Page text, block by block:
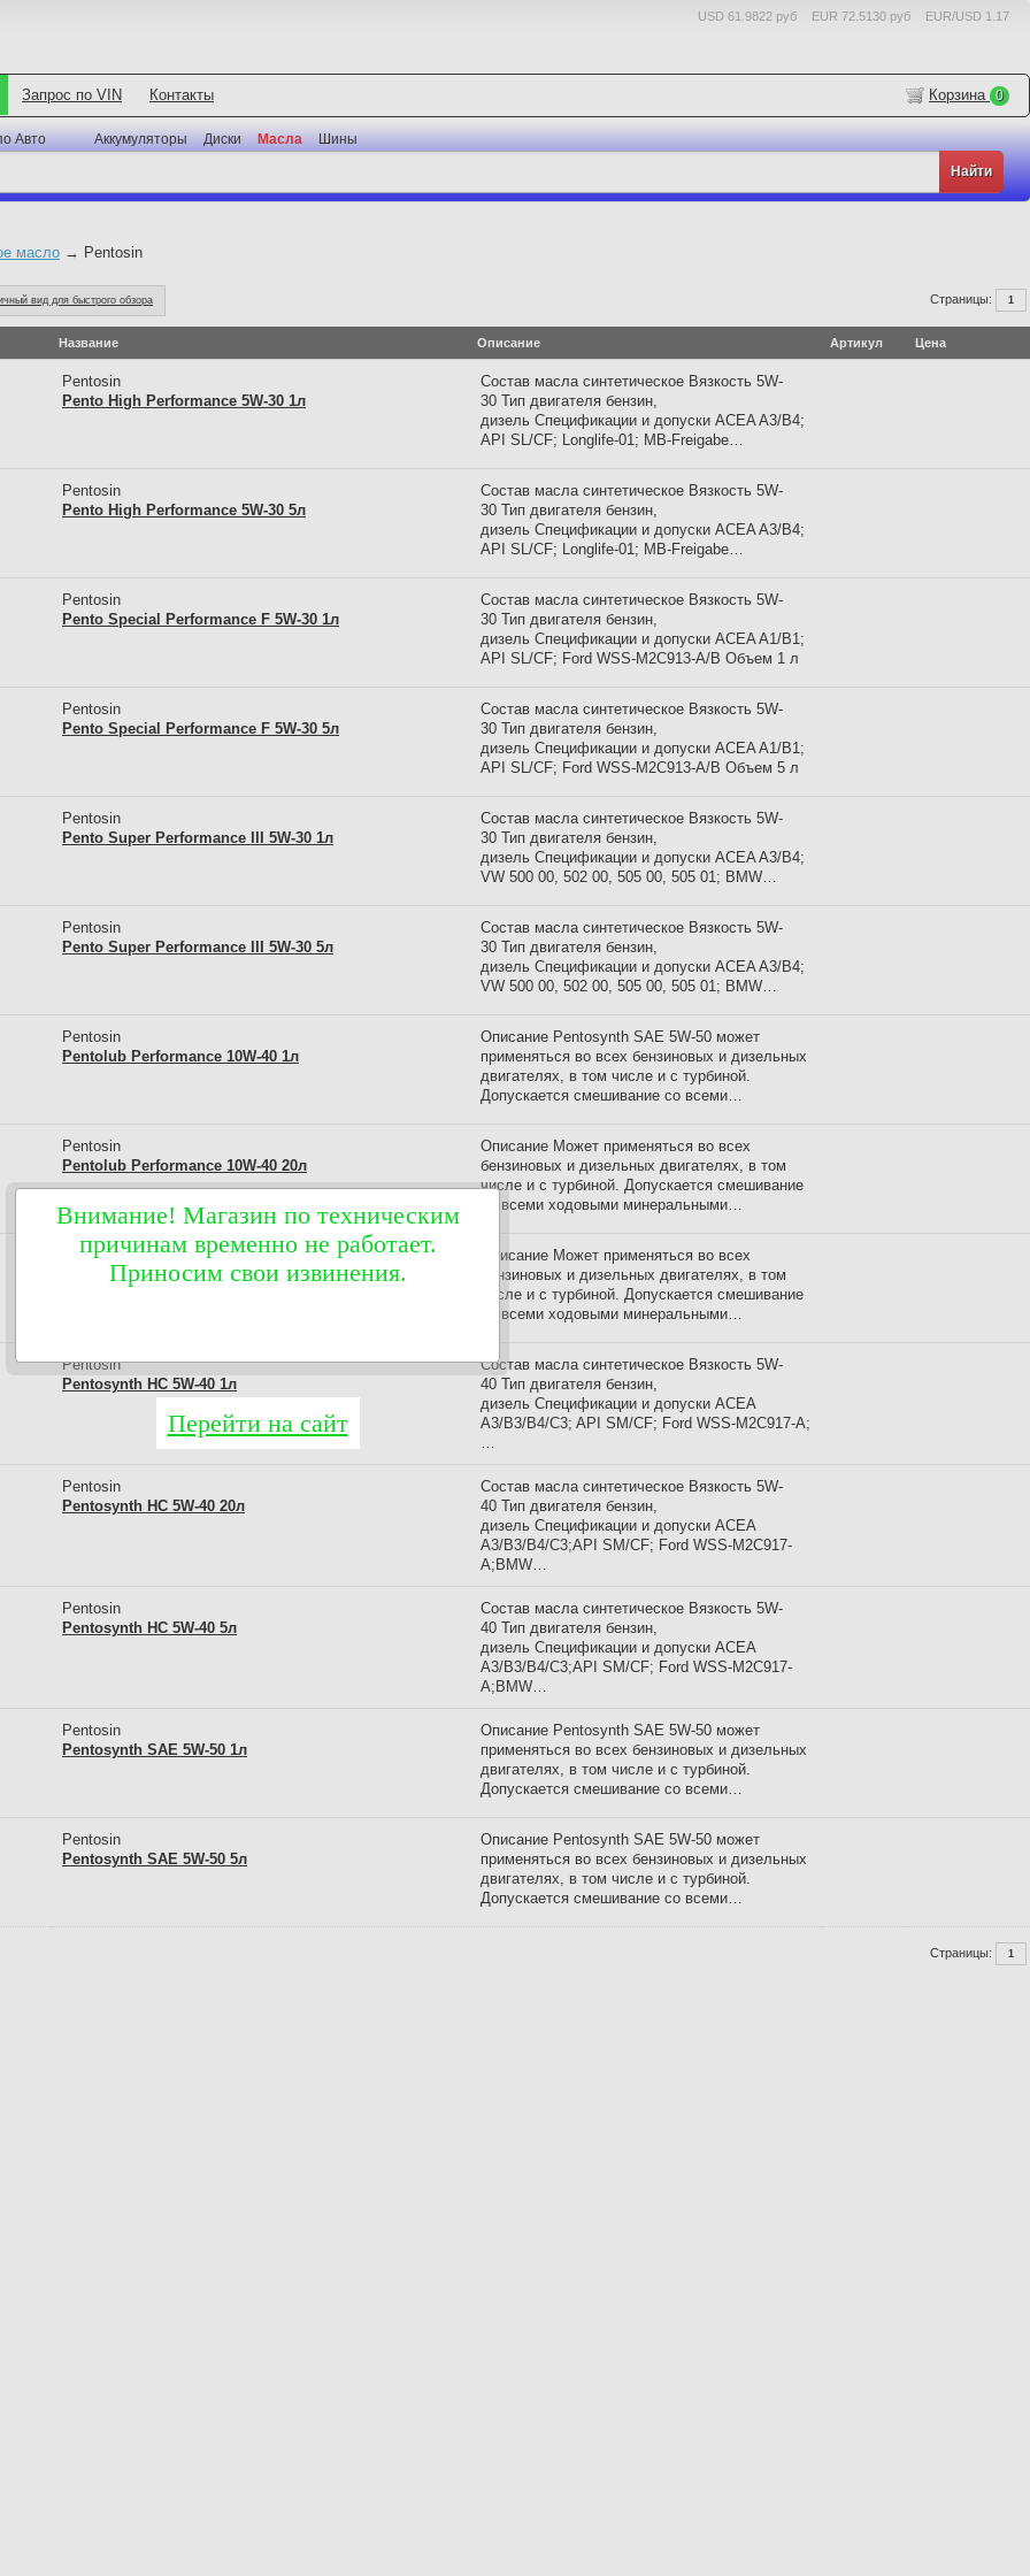
Внимание! Магазин по техническим
причинам временно не работает.
Приносим свои извинения.
Перейти на сайт
USD 61.9822 руб EUR 72.5130 руб EUR/USD 1.17
Запрос по VIN Контакты Корзина 0
Авто Аккумуляторы Диски Масла Шины
масло → Pentosin
вид для быстрого обзора Страницы: 1
Название Описание Артикул Цена
Pentosin
Pento High Performance 5W-30 1л
Состав масла синтетическое Вязкость 5W-
30 Тип двигателя бензин,
дизель Спецификации и допуски ACEA A3/B4;
API SL/CF; Longlife-01; MB-Freigabe…
Pentosin
Pento High Performance 5W-30 5л
Состав масла синтетическое Вязкость 5W-
30 Тип двигателя бензин,
дизель Спецификации и допуски ACEA A3/B4;
API SL/CF; Longlife-01; MB-Freigabe…
Pentosin
Pento Special Performance F 5W-30 1л
Состав масла синтетическое Вязкость 5W-
30 Тип двигателя бензин,
дизель Спецификации и допуски ACEA A1/B1;
API SL/CF; Ford WSS-M2C913-A/B Объем 1 л
Pentosin
Pento Special Performance F 5W-30 5л
Состав масла синтетическое Вязкость 5W-
30 Тип двигателя бензин,
дизель Спецификации и допуски ACEA A1/B1;
API SL/CF; Ford WSS-M2C913-A/B Объем 5 л
Pentosin
Pento Super Performance III 5W-30 1л
Состав масла синтетическое Вязкость 5W-
30 Тип двигателя бензин,
дизель Спецификации и допуски ACEA A3/B4;
VW 500 00, 502 00, 505 00, 505 01; BMW…
Pentosin
Pento Super Performance III 5W-30 5л
Состав масла синтетическое Вязкость 5W-
30 Тип двигателя бензин,
дизель Спецификации и допуски ACEA A3/B4;
VW 500 00, 502 00, 505 00, 505 01; BMW…
Pentosin
Pentolub Performance 10W-40 1л
Описание Pentosynth SAE 5W-50 может
применяться во всех бензиновых и дизельных
двигателях, в том числе и с турбиной.
Допускается смешивание со всеми…
Pentosin
Pentolub Performance 10W-40 20л
Описание Может применяться во всех
бензиновых и дизельных двигателях, в том
числе и с турбиной. Допускается смешивание
со всеми ходовыми минеральными…
Pentosin
Pentolub Performance 10W-40 5л
Описание Может применяться во всех
бензиновых и дизельных двигателях, в том
числе и с турбиной. Допускается смешивание
со всеми ходовыми минеральными…
Pentosin
Pentosynth HC 5W-40 1л
Состав масла синтетическое Вязкость 5W-
40 Тип двигателя бензин,
дизель Спецификации и допуски ACEA
A3/B3/B4/C3; API SM/CF; Ford WSS-M2C917-A;
Pentosin
Pentosynth HC 5W-40 20л
Состав масла синтетическое Вязкость 5W-
40 Тип двигателя бензин,
дизель Спецификации и допуски ACEA
A3/B3/B4/C3;API SM/CF; Ford WSS-M2C917-
A;BMW…
Pentosin
Pentosynth HC 5W-40 5л
Состав масла синтетическое Вязкость 5W-
40 Тип двигателя бензин,
дизель Спецификации и допуски ACEA
A3/B3/B4/C3;API SM/CF; Ford WSS-M2C917-
A;BMW…
Pentosin
Pentosynth SAE 5W-50 1л
Описание Pentosynth SAE 5W-50 может
применяться во всех бензиновых и дизельных
двигателях, в том числе и с турбиной.
Допускается смешивание со всеми…
Pentosin
Pentosynth SAE 5W-50 5л
Описание Pentosynth SAE 5W-50 может
применяться во всех бензиновых и дизельных
двигателях, в том числе и с турбиной.
Допускается смешивание со всеми…
Страницы: 1